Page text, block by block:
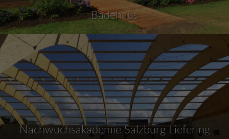
Badehaus
Nachwuchsakademie Salzburg Liefering